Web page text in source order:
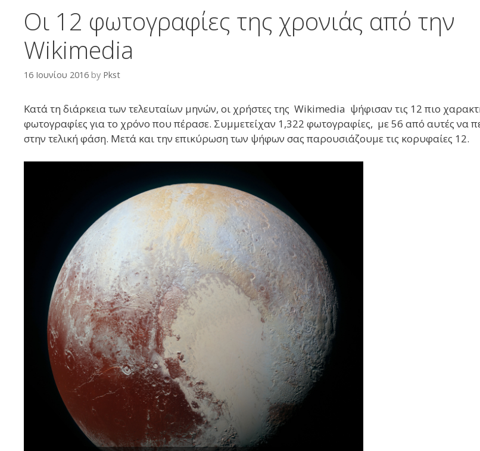
Οι 12 φωτογραφίες της χρονιάς από την
Wikimedia
16 Ιουνίου 2016 by Pkst
Κατά τη διάρκεια των τελευταίων μηνών, οι χρήστες της Wikimedia ψήφισαν τις 12 πιο
φωτογραφίες για το χρόνο που πέρασε. Συμμετείχαν 1,322 φωτογραφίες, με 56 από αυτές να
στην τελική φάση. Μετά και την επικύρωση των ψήφων σας παρουσιάζουμε τις κορυφαίες 12.